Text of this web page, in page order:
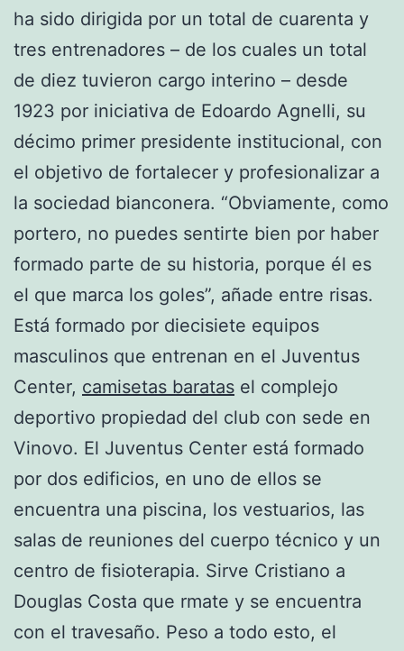
ha sido dirigida por un total de cuarenta y
tres entrenadores – de los cuales un total
de diez tuvieron cargo interino – desde
1923 por iniciativa de Edoardo Agnelli, su
décimo primer presidente institucional, con
el objetivo de fortalecer y profesionalizar a
la sociedad bianconera. “Obviamente, como
portero, no puedes sentirte bien por haber
formado parte de su historia, porque él es
el que marca los goles”, añade entre risas.
Está formado por diecisiete equipos
masculinos que entrenan en el Juventus
Center, camisetas baratas el complejo
deportivo propiedad del club con sede en
Vinovo. El Juventus Center está formado
por dos edificios, en uno de ellos se
encuentra una piscina, los vestuarios, las
salas de reuniones del cuerpo técnico y un
centro de fisioterapia. Sirve Cristiano a
Douglas Costa que rmate y se encuentra
con el travesaño. Peso a todo esto, el